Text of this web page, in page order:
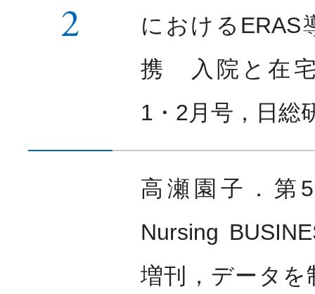
2
におけるERAS
携 入院と在
1・2月号，日総
高瀬園子．
Nursing
増刊，データを